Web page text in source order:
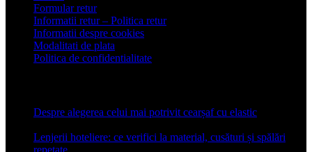
Formular retur
Informatii retur – Politica retur
Informatii despre cookies
Modalitati de plata
Politica de confidentialitate
Despre alegerea celui mai potrivit cearșaf cu elastic
Lenjerii hoteliere: ce verifici la material, cusături și spălări
repetate